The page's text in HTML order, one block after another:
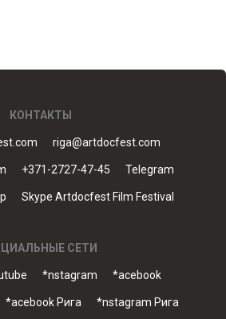
КОНТАКТЫ
riga@artdocfest.com
+371-2727-47-45 Telegram
Skype Artdocfest Film Festival
СЕТИ
*nstagram *acebook
*acebook Рига *nstagram Рига